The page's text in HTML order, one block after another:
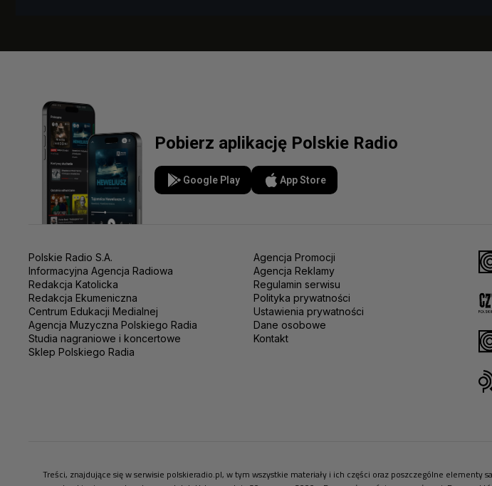
Pobierz aplikację Polskie Radio
Google Play App Store
Polskie Radio S.A.
Informacyjna Agencja Radiowa
Redakcja Katolicka
Redakcja Ekumeniczna
Centrum Edukacji Medialnej
Agencja Muzyczna Polskiego Radia
Studia nagraniowe i koncertowe
Sklep Polskiego Radia
Agencja Promocji
Agencja Reklamy
Regulamin serwisu
Polityka prywatności
Ustawienia prywatności
Dane osobowe
Kontakt
Treści, znajdujące się w serwisie polskieradio.pl, w tym wszystkie materiały i ich części oraz poszczególne